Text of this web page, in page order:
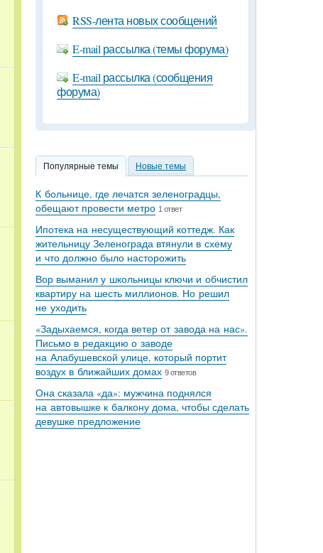
RSS-лента новых сообщений
E-mail рассылка (темы форума)
E-mail рассылка (сообщения
форума)
Популярные темы Новые темы
К больнице, где лечатся зеленоградцы,
обещают провести метро 1 ответ
Ипотека на несуществующий коттедж. Как
жительницу Зеленограда втянули в схему
и что должно было насторожить
Вор выманил у школьницы ключи и обчистил
квартиру на шесть миллионов. Но решил
не уходить
«Задыхаемся, когда ветер от завода на нас».
Письмо в редакцию о заводе
на Алабушевской улице, который портит
воздух в ближайших домах 9 ответов
Она сказала «да»: мужчина поднялся
на автовышке к балкону дома, чтобы сделать
девушке предложение